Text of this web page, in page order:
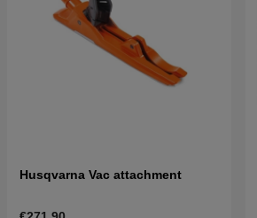
Husqvarna Vac attachment